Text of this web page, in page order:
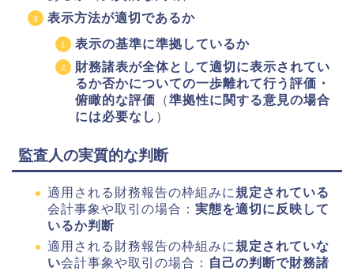
表示方法が適切であるか
表示の基準に準拠しているか
財務諸表が全体として適切に表示されてい
るか否かについての一歩離れて行う評価・
俯瞰的な評価 （準拠性に関する意見の場合
には必要なし ）
監査人の実質的な判断
適用される財務報告の枠組みに 規定されている
会計事象や取引の場合： 実態を適切に反映して
いるか判断
適用される財務報告の枠組みに 規定されていな
い会計事象や取引の場合： 自己の判断で財務諸